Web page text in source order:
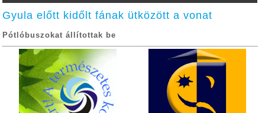
Gyula előtt kidőlt fának ütközött a vonat
Pótlóbuszokat állítottak be